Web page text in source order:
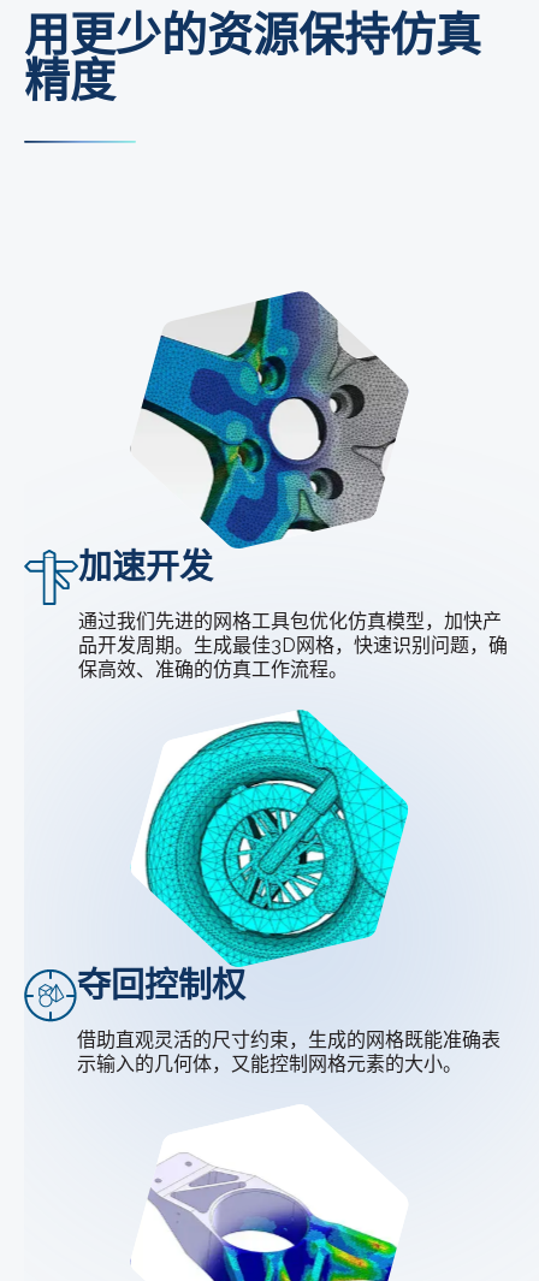
用更少的资源保持仿真
精度
加速开发
通过我们先进的网格工具包优化仿真模型，加快产
品开发周期。生成最佳3D网格，快速识别问题，确
保高效、准确的仿真工作流程。
夺回控制权
借助直观灵活的尺寸约束，生成的网格既能准确表
示输入的几何体，又能控制网格元素的大小。